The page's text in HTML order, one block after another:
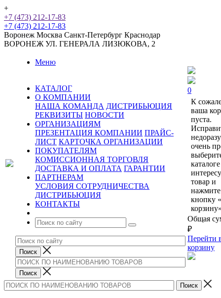
+
+7 (473) 212-17-83
+7 (473) 212-17-83
Воронеж Москва Санкт-Петербург Краснодар
ВОРОНЕЖ УЛ. ГЕНЕРАЛА ЛИЗЮКОВА, 2
Меню
КАТАЛОГ
О КОМПАНИИ
НАША КОМАНДА ДИСТРИБЬЮЦИЯ
РЕКВИЗИТЫ НОВОСТИ
ОРГАНИЗАЦИЯМ
ПРЕЗЕНТАЦИЯ КОМПАНИИ ПРАЙС-
ЛИСТ КАРТОЧКА ОРГАНИЗАЦИИ
ПОКУПАТЕЛЯМ
КОМИССИОННАЯ ТОРГОВЛЯ
ДОСТАВКА И ОПЛАТА ГАРАНТИИ
ПАРТНЕРАМ
УСЛОВИЯ СОТРУДНИЧЕСТВА
ДИСТРИБЬЮЦИЯ
КОНТАКТЫ
0
К
ваша
пуста.
очень
каталоге
товар и
нажмите
кнопку
Общая
₽
Перейти
корзину